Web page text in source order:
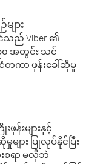
ျား
သည် Viber ၏
၀ အတွင်း သင်
ကာ ဖုန်းခေါ်ဆိုမှု
န်းများနှင့်
များ ပြုလုပ်နိုင်ပြီး
ရာ မလိုဘဲ